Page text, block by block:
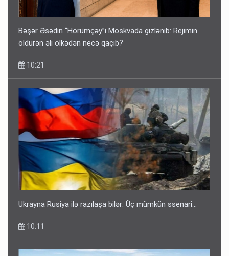
Bəşər Əsədin “Hörümçəy”i Moskvada gizlənib: Rejimin
öldürən əli ölkədən necə qaçıb?
10:21
Ukrayna Rusiya ilə razılaşa bilər: Üç mümkün ssenari...
10:11